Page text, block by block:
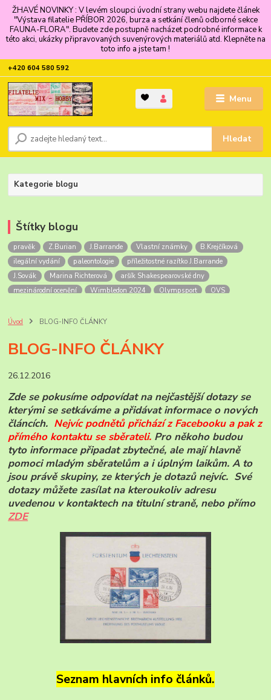
ŽHAVÉ NOVINKY : V levém sloupci úvodní strany webu najdete článek
"Výstava filatelie PŘÍBOR 2026, burza a setkání členů odborné sekce
FAUNA-FLORA". Budete zde postupně nacházet podrobné informace k
této akci, ukázky připravovaných suvenýrových materiálů atd. Klepněte na
toto info a jste tam !
Menu
Hledat
+420 604 580 592
Kategorie blogu
Štítky blogu
pravěk Z.Burian J.Barrande Vlastní známky
B.Krejčíková
ilegální vydání
paleontologie
příležitostné razítko J.Barrande
J.Sovák
Marina Richterová
aršík Shakespearovské dny
mezinárodní ocenění
Wimbledon 2024 Olympsport
OVS
non-stop let Mexiko-NY
Soutěžní exponát
výročí pošt
Bill Picket USA zajímavosti
Georg VI
známky ceylonu a Sri Lanky
mezinárodní dny zvířat
zvířata roku
Novinky známek ČP
známky ČR-2025
ČP-novinky r.2026
Ankety ČP
Jan Sovák paleoart
Úvod BLOG-INFO ČLÁNKY
BLOG-INFO ČLÁNKY
26.12.2016
Zde se pokusíme odpovídat na nejčastější dotazy se
kterými se setkáváme a přidávat informace o nových
článcích. Nejvíc podnětů přichází z Facebooku a pak z
přímého kontaktu se sběrateli. Pro někoho budou
tyto informace připadat zbytečné, ale mají hlavně
pomoci mladým sběratelům a i úplným laikům. A to
jsou právě skupiny, ze kterých je dotazů nejvíc. Své
dotazy můžete zasílat na kteroukoliv adresu
uvedenou v kontaktech na titulní straně, nebo přímo
ZDE
Seznam hlavních info článků.